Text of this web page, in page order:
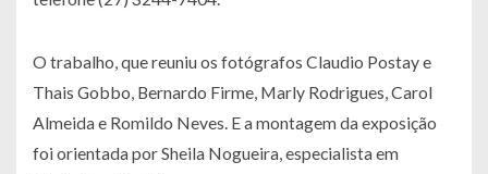
O trabalho, que reuniu os fotógrafos Claudio Postay e
Thais Gobbo, Bernardo Firme, Marly Rodrigues, Carol
Almeida e Romildo Neves. E a montagem da exposição
foi orientada por Sheila Nogueira, especialista em